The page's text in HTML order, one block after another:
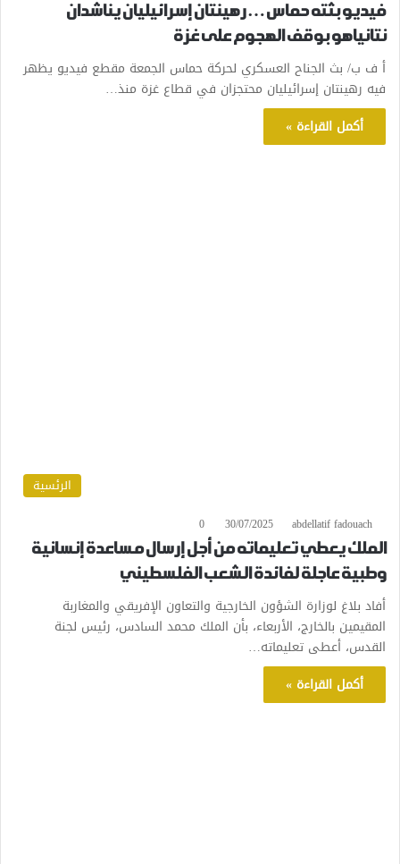
فيديو بثته حماس… رهينتان إسرائيليان يناشدان
نتانياهو بوقف الهجوم على غزة
أ ف ب/ بث الجناح العسكري لحركة حماس الجمعة مقطع فيديو يظهر
فيه رهينتان إسرائيليان محتجزان في قطاع غزة منذ…
أكمل القراءة »
الرئسية
abdellatif fadouach
30/07/2025
0
الملك يعطي تعليماته من أجل إرسال مساعدة إنسانية
وطبية عاجلة لفائدة الشعب الفلسطيني
أفاد بلاغ لوزارة الشؤون الخارجية والتعاون الإفريقي والمغاربة
المقيمين بالخارج، الأربعاء، بأن الملك محمد السادس، رئيس لجنة
القدس، أعطى تعليماته…
أكمل القراءة »